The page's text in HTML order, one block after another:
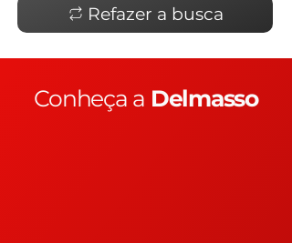
Refazer a busca
Conheça a Delmasso